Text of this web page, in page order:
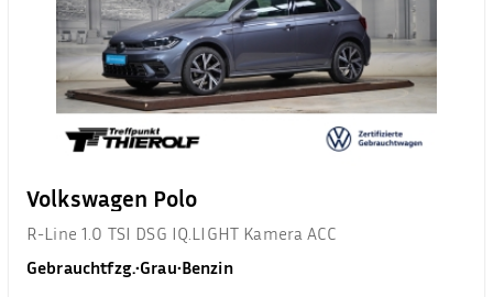
Volkswagen Polo
R-Line 1.0 TSI DSG IQ.LIGHT Kamera ACC
Gebrauchtfzg.•Grau•Benzin